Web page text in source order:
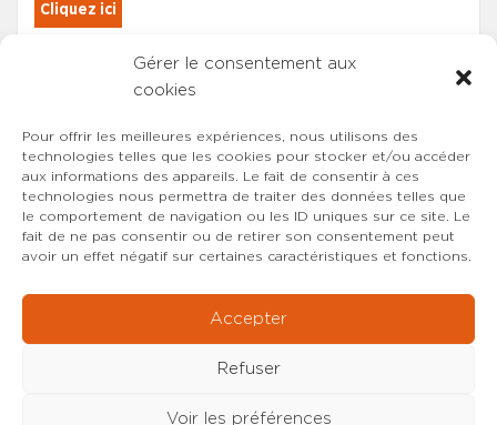
Gérer le consentement aux
cookies
Pour offrir les meilleures expériences, nous utilisons des
technologies telles que les cookies pour stocker et/ou accéder
aux informations des appareils. Le fait de consentir à ces
technologies nous permettra de traiter des données telles que
le comportement de navigation ou les ID uniques sur ce site. Le
fait de ne pas consentir ou de retirer son consentement peut
avoir un effet négatif sur certaines caractéristiques et fonctions.
Accepter
Refuser
Voir les préférences
Cliquez ici
Les adhérents du SYNCASS-CFDT
sont automatiquement inscrits.